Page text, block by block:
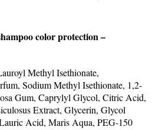
color protection –
Methyl Isethionate,
Sodium Methyl Isethionate, 1,2-
Gum, Caprylyl Glycol, Citric Acid,
Extract, Glycerin, Glycol
Acid, Maris Aqua, PEG-150